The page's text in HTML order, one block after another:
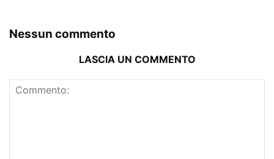
Nessun commento
LASCIA UN COMMENTO